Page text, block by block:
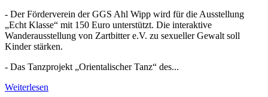
- Der Förderverein der GGS Ahl Wipp wird für die Ausstellung
„Echt Klasse“ mit 150 Euro unterstützt. Die interaktive
Wanderausstellung von Zartbitter e.V. zu sexueller Gewalt soll
Kinder stärken.
- Das Tanzprojekt „Orientalischer Tanz“ des...
Weiterlesen